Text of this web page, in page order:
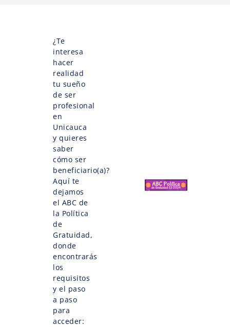
¿Te
interesa
hacer
realidad
tu sueño
de ser
profesional
en
Unicauca
y quieres
saber
cómo ser
beneficiario(a)?
Aquí te
dejamos
el ABC de
la Política
de
Gratuidad,
donde
encontrarás
los
requisitos
y el paso
a paso
para
acceder: